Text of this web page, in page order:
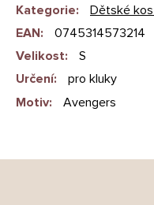
Kategorie:
Dětské
EAN:
0745314573214
Velikost:
S
Určení:
pro kluky
Motiv: Avengers